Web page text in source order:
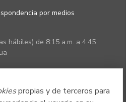
propias y de terceros para
por medios
hábiles) de 8:15 a.m. a 4:45